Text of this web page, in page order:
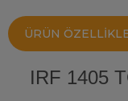
ÜRÜN
IRF 1405